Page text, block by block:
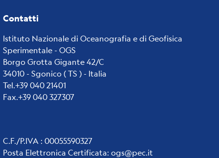
Contatti
Istituto Nazionale di Oceanografia e di Geofisica
Sperimentale - OGS
Borgo Grotta Gigante 42/C
34010 - Sgonico ( TS ) - Italia
Tel.+39 040 21401
Fax.+39 040 327307
C.F./P.IVA : 00055590327
Posta Elettronica Certificata: ogs@pec.it